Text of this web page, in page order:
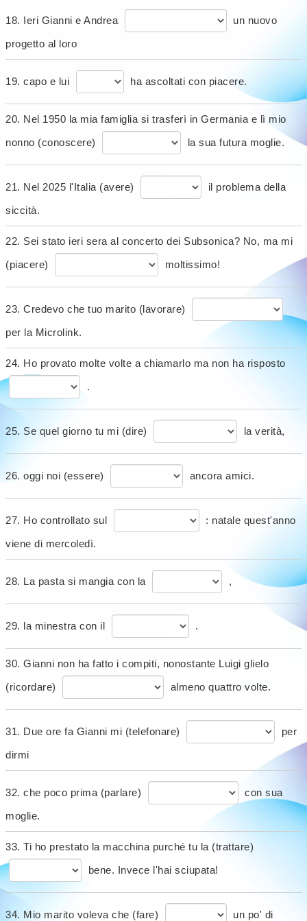
18. Ieri Gianni e Andrea
un nuovo
progetto al loro
19. capo e lui ha ascoltati con piacere.
20. Nel 1950 la mia famiglia si trasferì in Germania e lì mio
nonno (conoscere)
la sua futura moglie.
21. Nel 2025 l'Italia (avere)
il problema della
siccità.
22. Sei stato ieri sera al concerto dei Subsonica? No, ma mi
(piacere)
moltissimo!
23. Credevo che tuo marito (lavorare)
per la Microlink.
24. Ho provato molte volte a chiamarlo ma non ha risposto
.
25. Se quel giorno tu mi (dire) la verità,
26. oggi noi (essere) ancora amici.
27. Ho controllato sul
: natale quest'anno
viene di mercoledì.
28. La pasta si mangia con la ,
29. la minestra con il .
30. Gianni non ha fatto i compiti, nonostante Luigi glielo
(ricordare)
almeno quattro volte.
31. Due ore fa Gianni mi (telefonare)
per
dirmi
32. che poco prima (parlare)
con sua
moglie.
33. Ti ho prestato la macchina purché tu la (trattare)
bene. Invece l'hai sciupata!
34. Mio marito voleva che (fare)
un po' di